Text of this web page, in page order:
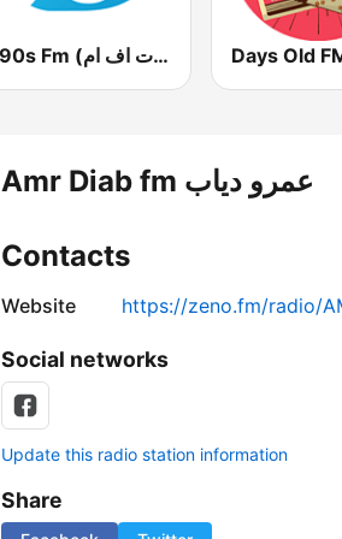
90s Fm (تسعينات اف ام) Days Old
Amr Diab fm عمرو دياب
Contacts
Website https://zeno.fm/radio/
Social networks
Update this radio station information
Share